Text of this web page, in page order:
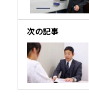
次の記事